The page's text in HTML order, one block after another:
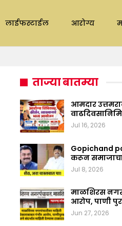
लाईफस्टाईल आरोग्य
ताज्या बातम्या
आमदार
Jul 16, 2026
Gopichand
करून
Jul 8, 2026
माळशिरस
आरोप, पाणी
Jun 27, 2026